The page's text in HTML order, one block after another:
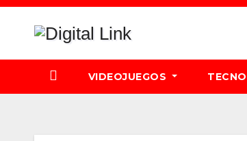
Saltar
VIDEOJUEGOS